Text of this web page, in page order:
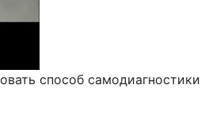
способ